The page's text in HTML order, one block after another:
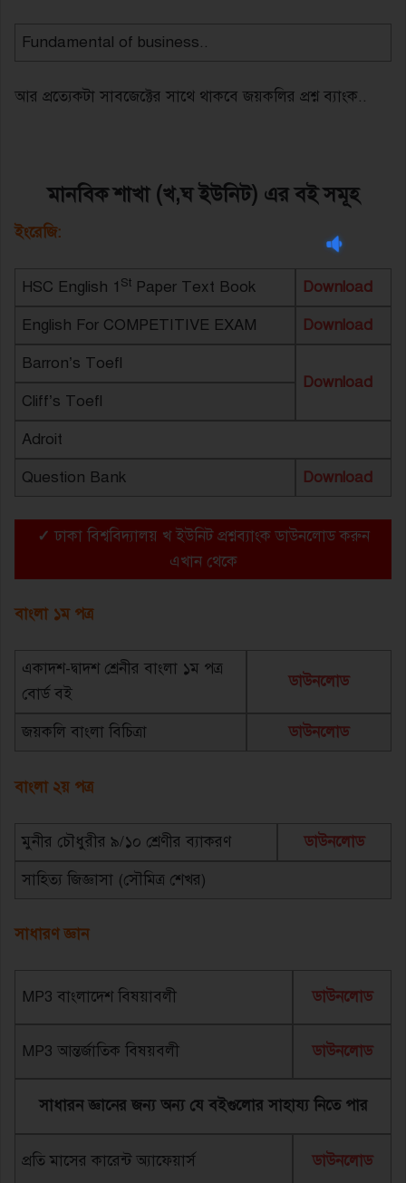
Fundamental of business..
আর প্রত্যেকটা সাবজেক্টের সাথে থাকবে জয়কলির প্রশ্ন ব্যাংক..
মানবিক শাখা (খ,ঘ ইউনিট) এর বই সমূহ
ইংরেজি:
HSC English 1 StPaper Text Book
Download
English For COMPETITIVE EXAM
Download
Barron’s Toefl
Download
Cliff’s Toefl
Adroit
Question Bank
Download
✓ ঢাকা বিশ্ববিদ্যালয় খ ইউনিট প্রশ্নব্যাংক ডাউনলোড করুন
এখান থেকে
বাংলা ১ম পত্র
একাদশ-দ্বাদশ শ্রেনীর বাংলা ১ম পত্র
বোর্ড বই
ডাউনলোড
জয়কলি বাংলা বিচিত্রা ডাউনলোড
বাংলা ২য় পত্র
মুনীর চৌধুরীর ৯/১০ শ্রেণীর ব্যাকরণ
ডাউনলোড
সাহিত্য জিজ্ঞাসা (সৌমিত্র শেখর)
সাধারণ জ্ঞান
MP3 বাংলাদেশ বিষয়াবলী ডাউনলোড
MP3 আন্তর্জাতিক বিষয়বলী ডাউনলোড
সাধারন জ্ঞানের জন্য অন্য যে বইগুলোর সাহায্য নিতে পার
প্রতি মাসের কারেন্ট অ্যাফেয়ার্স ডাউনলোড